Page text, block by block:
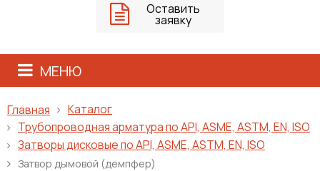
Оставить
заявку
МЕНЮ
Главная
Каталог
Трубопроводная арматура по API, ASME, ASTM, EN, ISO
Затворы дисковые по API, ASME, ASTM, EN, ISO
Затвор дымовой (демпфер)